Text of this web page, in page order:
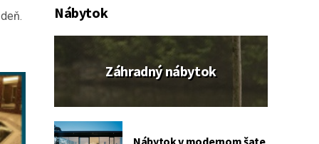
Nábytok
Záhradný nábytok